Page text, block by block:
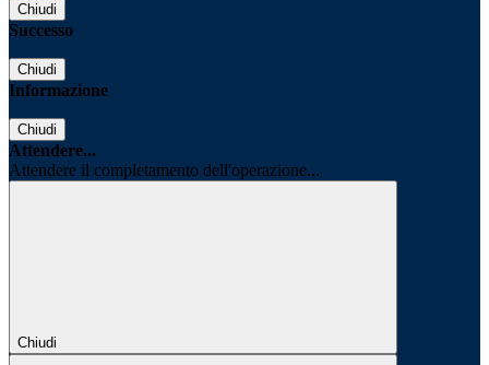
Chiudi
Successo
Chiudi
Informazione
Chiudi
Attendere...
Attendere il completamento dell'operazione...
Chiudi